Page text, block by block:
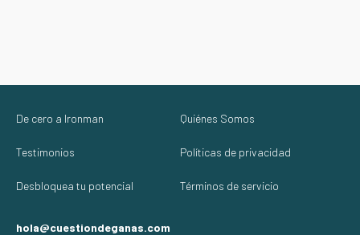
De cero a Ironman
Testimonios
Desbloquea tu potencial
Quiénes Somos
Políticas de privacidad
Términos de servicio
hola@cuestiondeganas.com